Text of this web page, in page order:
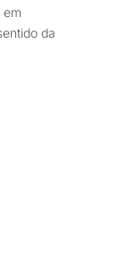
em
da